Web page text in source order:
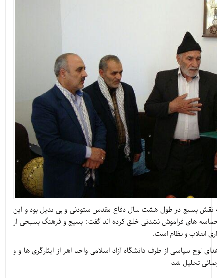
نقش بسیج در طول هشت سال دفاع مقدس ستودنی و بی بدیل بود و این
حماسه های فراموش نشدنی خلق کرده اند گفت: بسیج و فرهنگ بسیجی از
انقلاب و نظام است.
لوح سپاسی از طرف دانشگاه آزاد اسلامی واحد اهر از ایثارگری ها و و
رضائی تجلیل شد.